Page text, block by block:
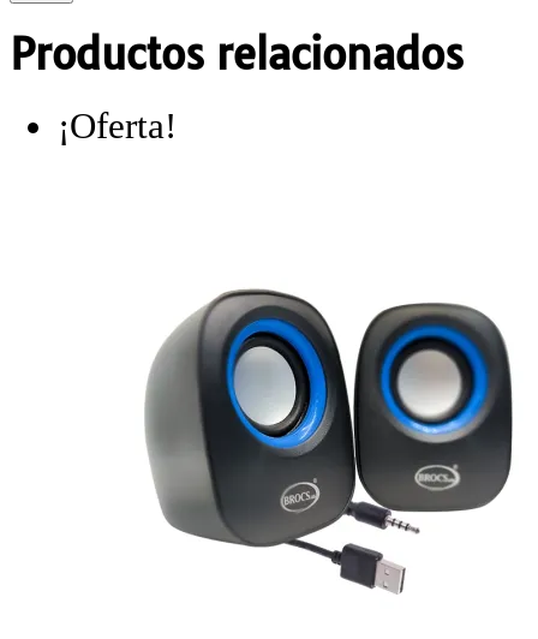
Productos relacionados
¡Oferta!